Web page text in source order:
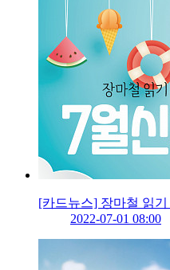
[카드뉴스] 장마철 읽
2022-07-01 08:00